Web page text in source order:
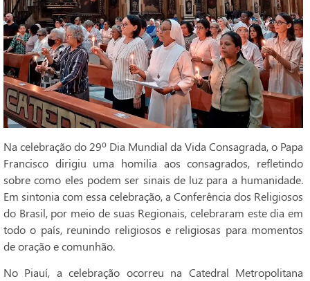
Na celebração do 29º Dia Mundial da Vida Consagrada, o Papa
Francisco dirigiu uma homilia aos consagrados, refletindo
sobre como eles podem ser sinais de luz para a humanidade.
Em sintonia com essa celebração, a Conferência dos Religiosos
do Brasil, por meio de suas Regionais, celebraram este dia em
todo o país, reunindo religiosos e religiosas para momentos
de oração e comunhão.
No Piauí, a celebração ocorreu na Catedral Metropolitana